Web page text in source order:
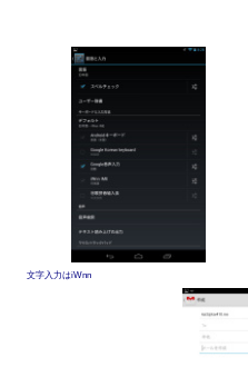
文字入力はiWnn